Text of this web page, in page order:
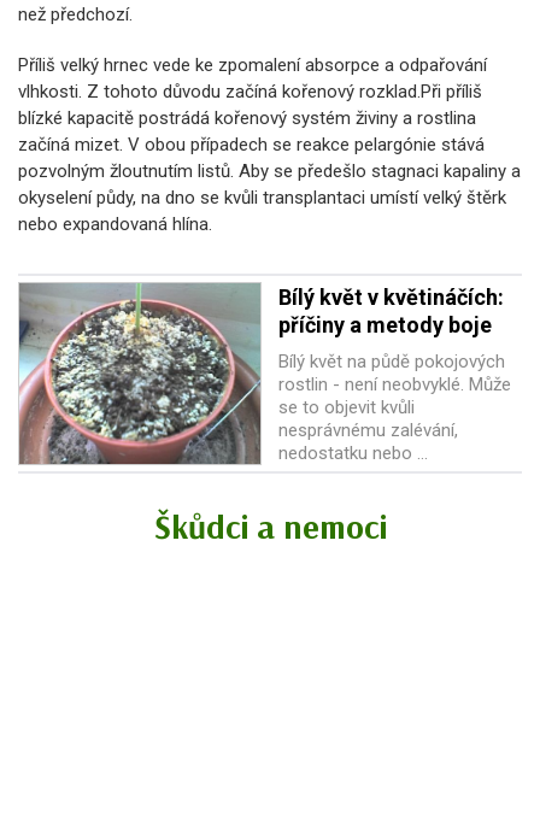
než předchozí.
Příliš velký hrnec vede ke zpomalení absorpce a odpařování
vlhkosti. Z tohoto důvodu začíná kořenový rozklad.Při příliš
blízké kapacitě postrádá kořenový systém živiny a rostlina
začíná mizet. V obou případech se reakce pelargónie stává
pozvolným žloutnutím listů. Aby se předešlo stagnaci kapaliny a
okyselení půdy, na dno se kvůli transplantaci umístí velký štěrk
nebo expandovaná hlína.
Bílý květ v květináčích:
příčiny a metody boje
Bílý květ na půdě pokojových
rostlin - není neobvyklé. Může
se to objevit kvůli
nesprávnému zalévání,
nedostatku nebo ...
Škůdci a nemoci